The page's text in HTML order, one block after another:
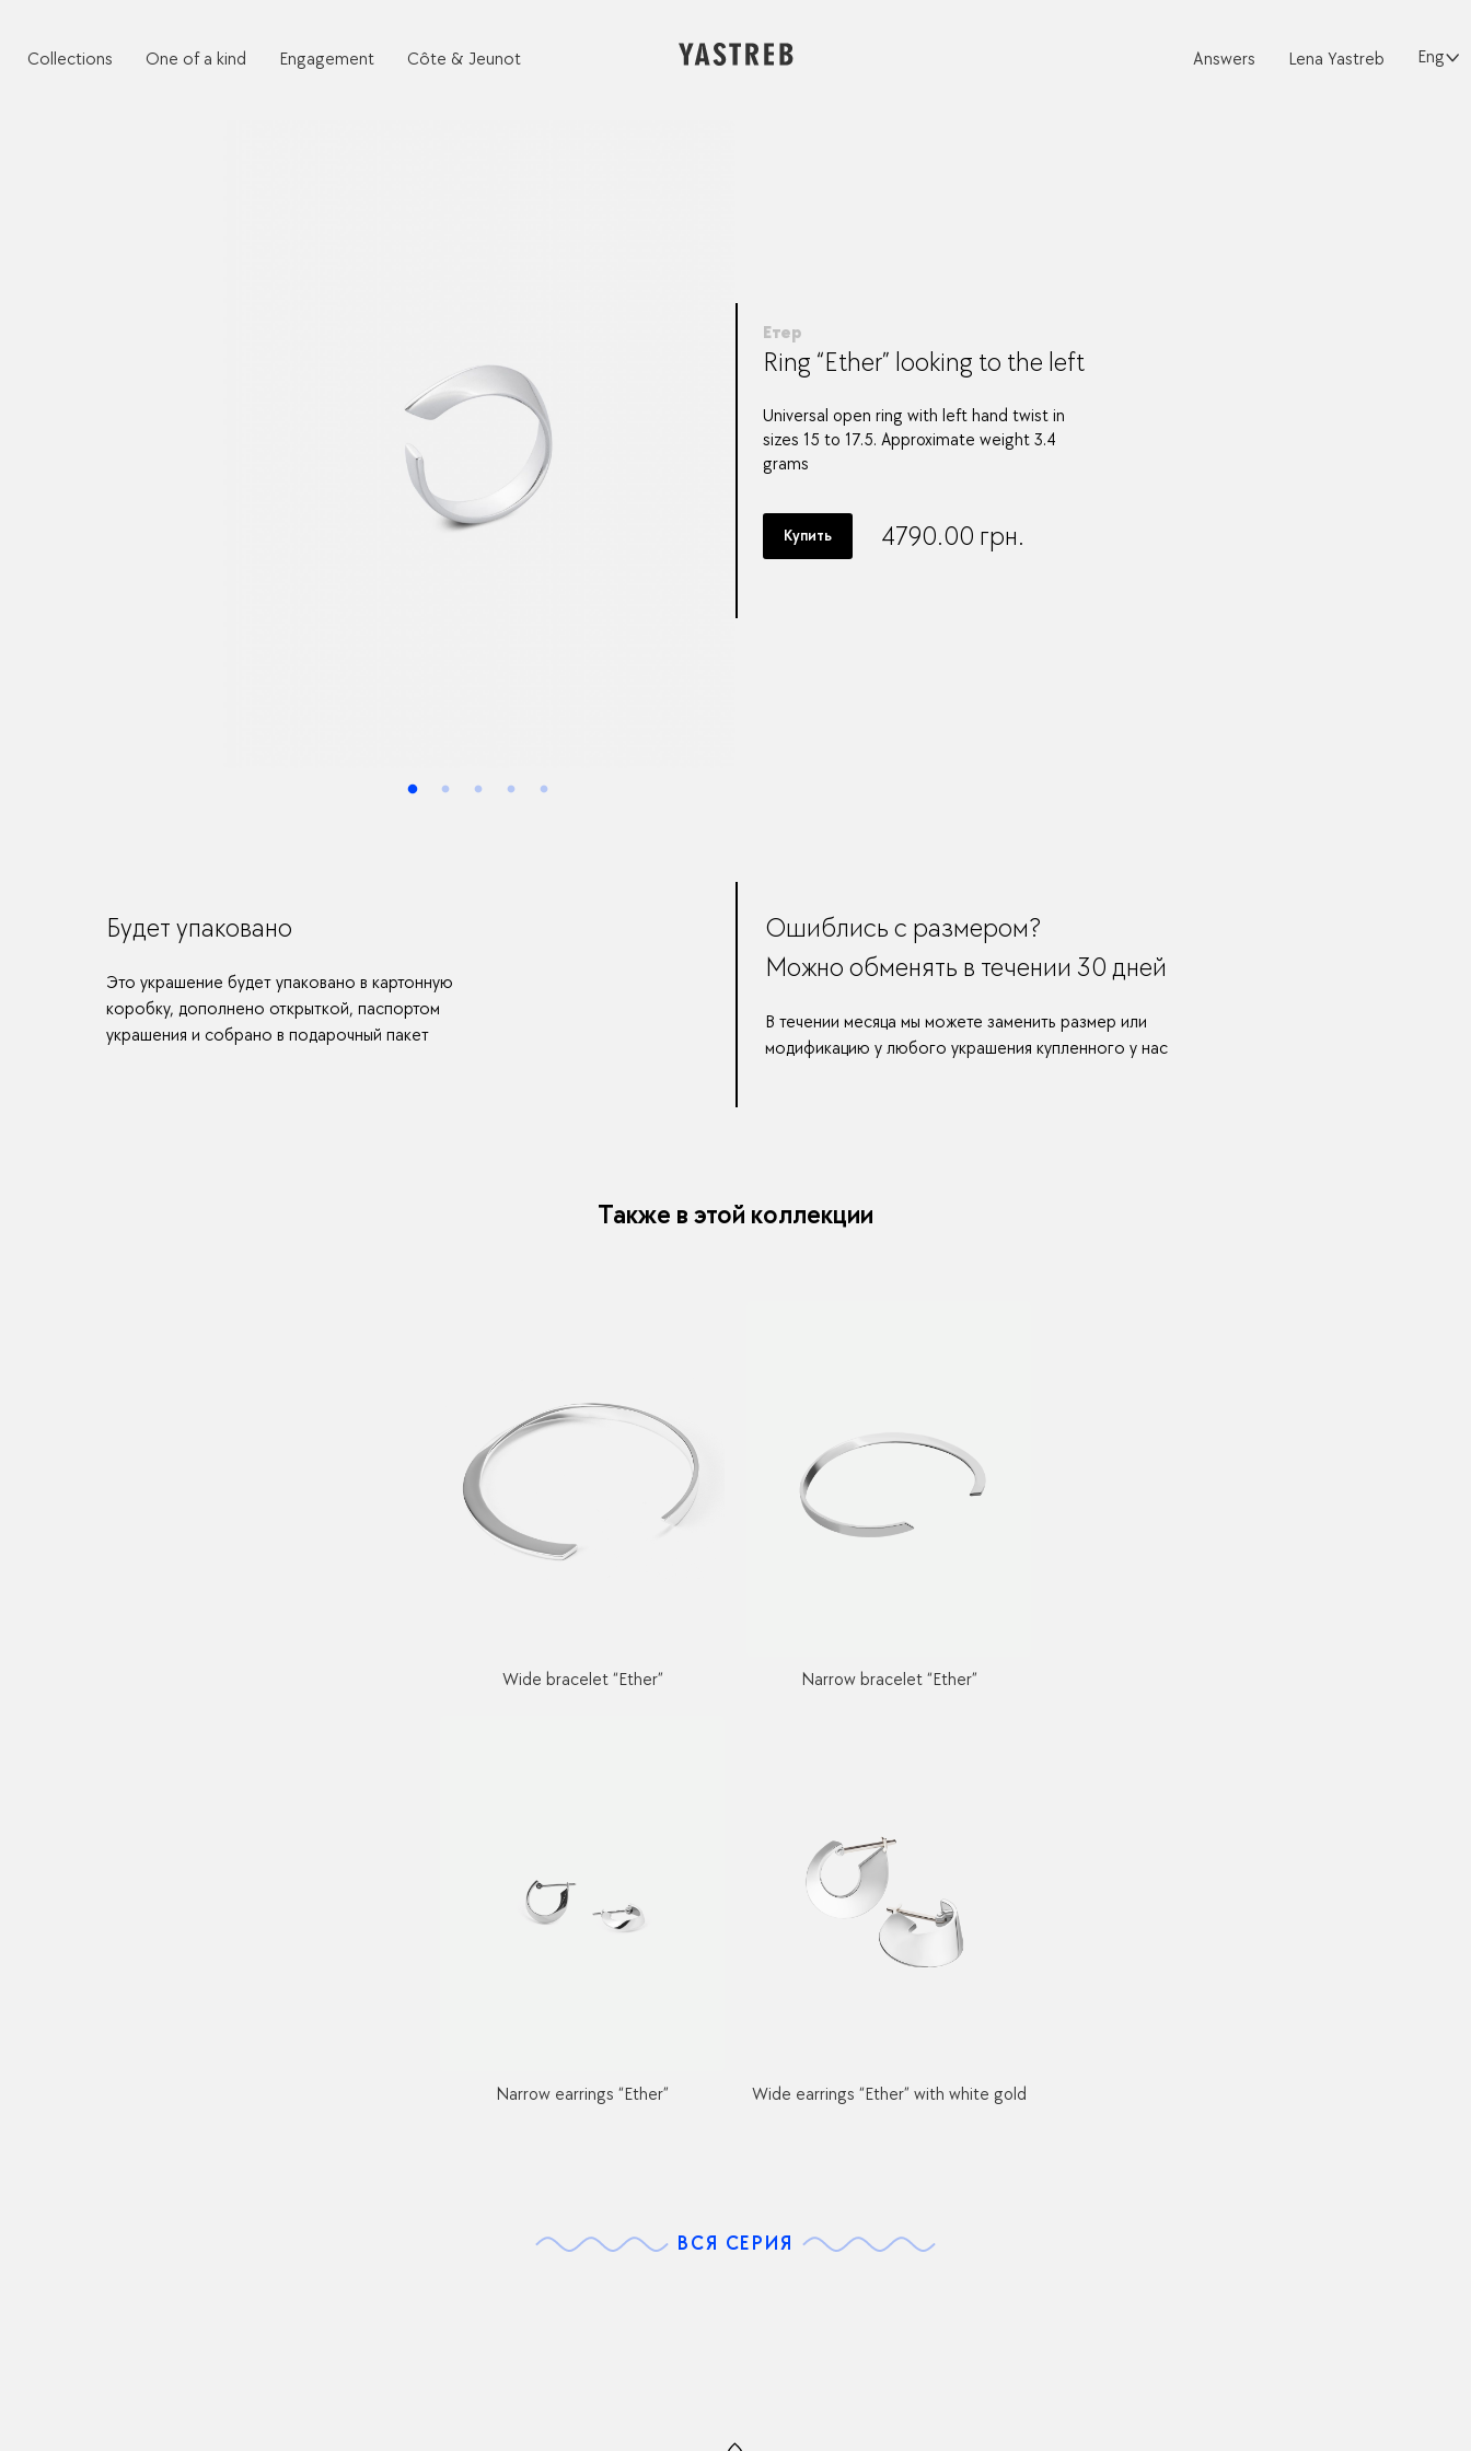
Collections One of a kind Engagement Côte & Jeunot Answers Lena Yastreb English
Етер
Ring “Ether” looking to the left
Universal open ring with left hand twist in
sizes 15 to 17.5. Approximate weight 3.4
grams
Купить 4790.00 грн.
Будет упаковано
Это украшение будет упаковано в картонную
коробку, дополнено открыткой, паспортом
украшения и собрано в подарочный пакет
Ошиблись с размером?
Можно обменять в течении 30 дней
В течении месяца мы можете заменить размер или
модификацию у любого украшения купленного у нас
Также в этой коллекции
Wide bracelet “Ether” Narrow bracelet “Ether”
Narrow earrings “Ether” Wide earrings “Ether” with white gold
ВСЯ СЕРИЯ